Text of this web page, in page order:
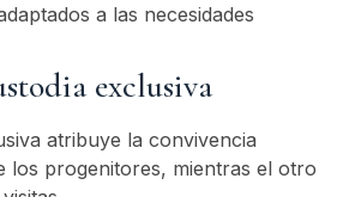
a las necesidades
exclusiva
atribuye la convivencia
los progenitores, mientras el otro